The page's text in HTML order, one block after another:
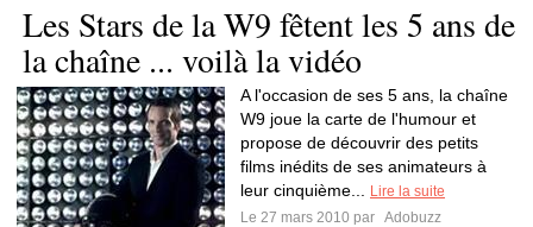
Les Stars de la W9 fêtent les 5 ans de
la chaîne ... voilà la vidéo
A l'occasion de ses 5 ans, la chaîne
W9 joue la carte de l'humour et
propose de découvrir des petits
films inédits de ses animateurs à
leur cinquième...
Lire la suite
Le 27 mars 2010 par Adobuzz